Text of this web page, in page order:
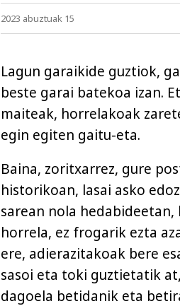
2023 abuztuak 15
Lagun garaikide guztiok,
beste garai batekoa izan.
maiteak, horrelakoak
egin egiten gaitu-eta.
Baina, zoritxarrez, gure
historikoan, lasai asko
sarean nola
horrela, ez frogarik ezta
ere, adierazitakoak bere
sasoi eta toki guztietatik
dagoela betidanik eta